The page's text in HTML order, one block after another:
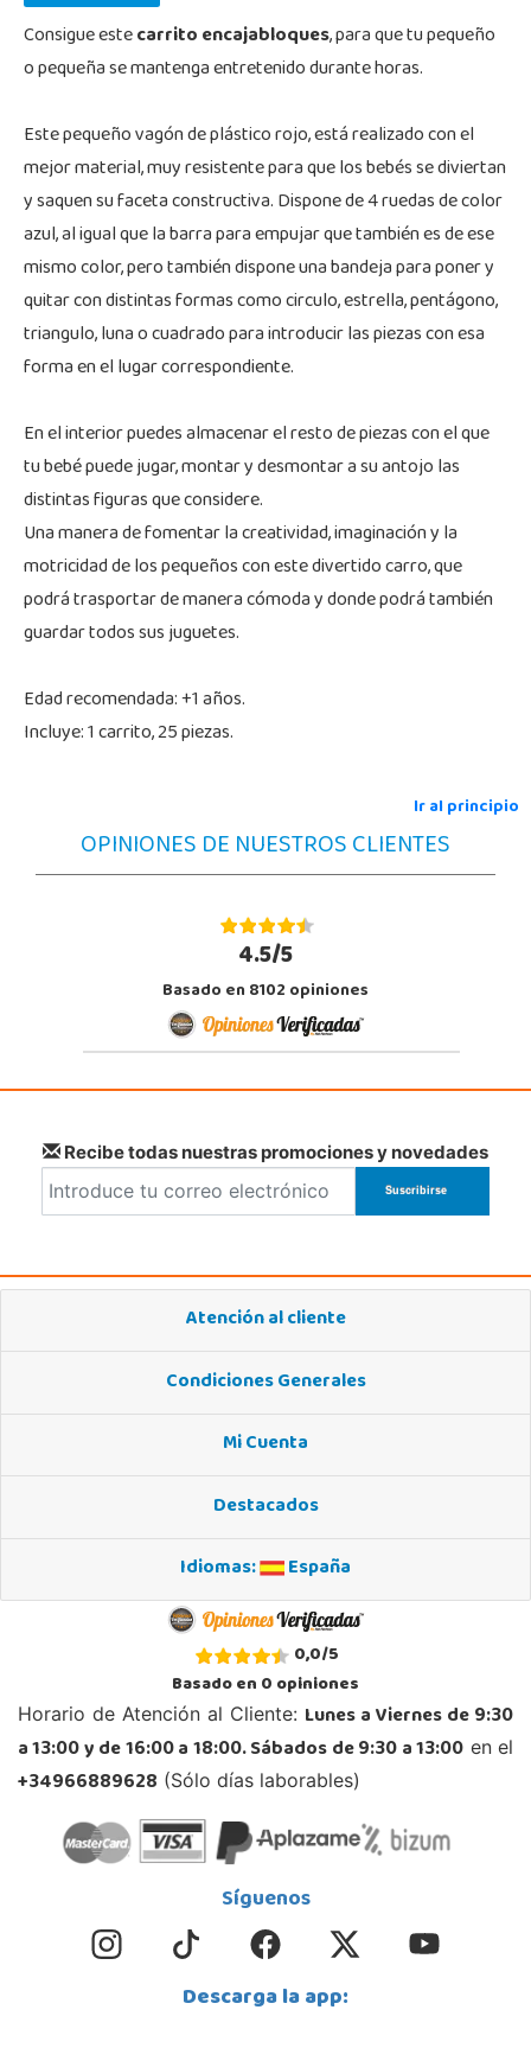
Consigue estecarrito encajabloques, para que tu pequeño
o pequeña se mantenga entretenido durante horas.
Este pequeño vagón de plástico rojo, está realizado con el
mejor material, muy resistente para que los bebés se diviertan
y saquen su faceta constructiva. Dispone de 4 ruedas de color
azul, al igual que la barra para empujar que también es de ese
mismo color, pero también dispone una bandeja para poner y
quitar con distintas formas como circulo, estrella, pentágono,
triangulo, luna o cuadrado para introducir las piezas con esa
forma en el lugar correspondiente.
En el interior puedes almacenar el resto de piezas con el que
tu bebé puede jugar, montar y desmontar a su antojo las
distintas figuras que considere.
Una manera de fomentar la creatividad, imaginación y la
motricidad de los pequeños con este divertido carro, que
podrá trasportar de manera cómoda y donde podrá también
guardar todos sus juguetes.
Edad recomendada: +1 años.
Incluye: 1 carrito, 25 piezas.
Ir al principio
OPINIONES DE NUESTROS CLIENTES
4.5/5
Basado en 8102 opiniones
Recibe todas nuestras promociones y novedades
Atención al cliente
Condiciones Generales
Mi Cuenta
Destacados
Idiomas:
España
0,0/5
Basado en0opiniones
Horario de Atención al Cliente: Lunes a Viernes de 9:30
a 13:00 y de 16:00 a 18:00. Sábados de 9:30 a 13:00 en el
+34966889628 (Sólo días laborables)
Síguenos
Descarga la app: